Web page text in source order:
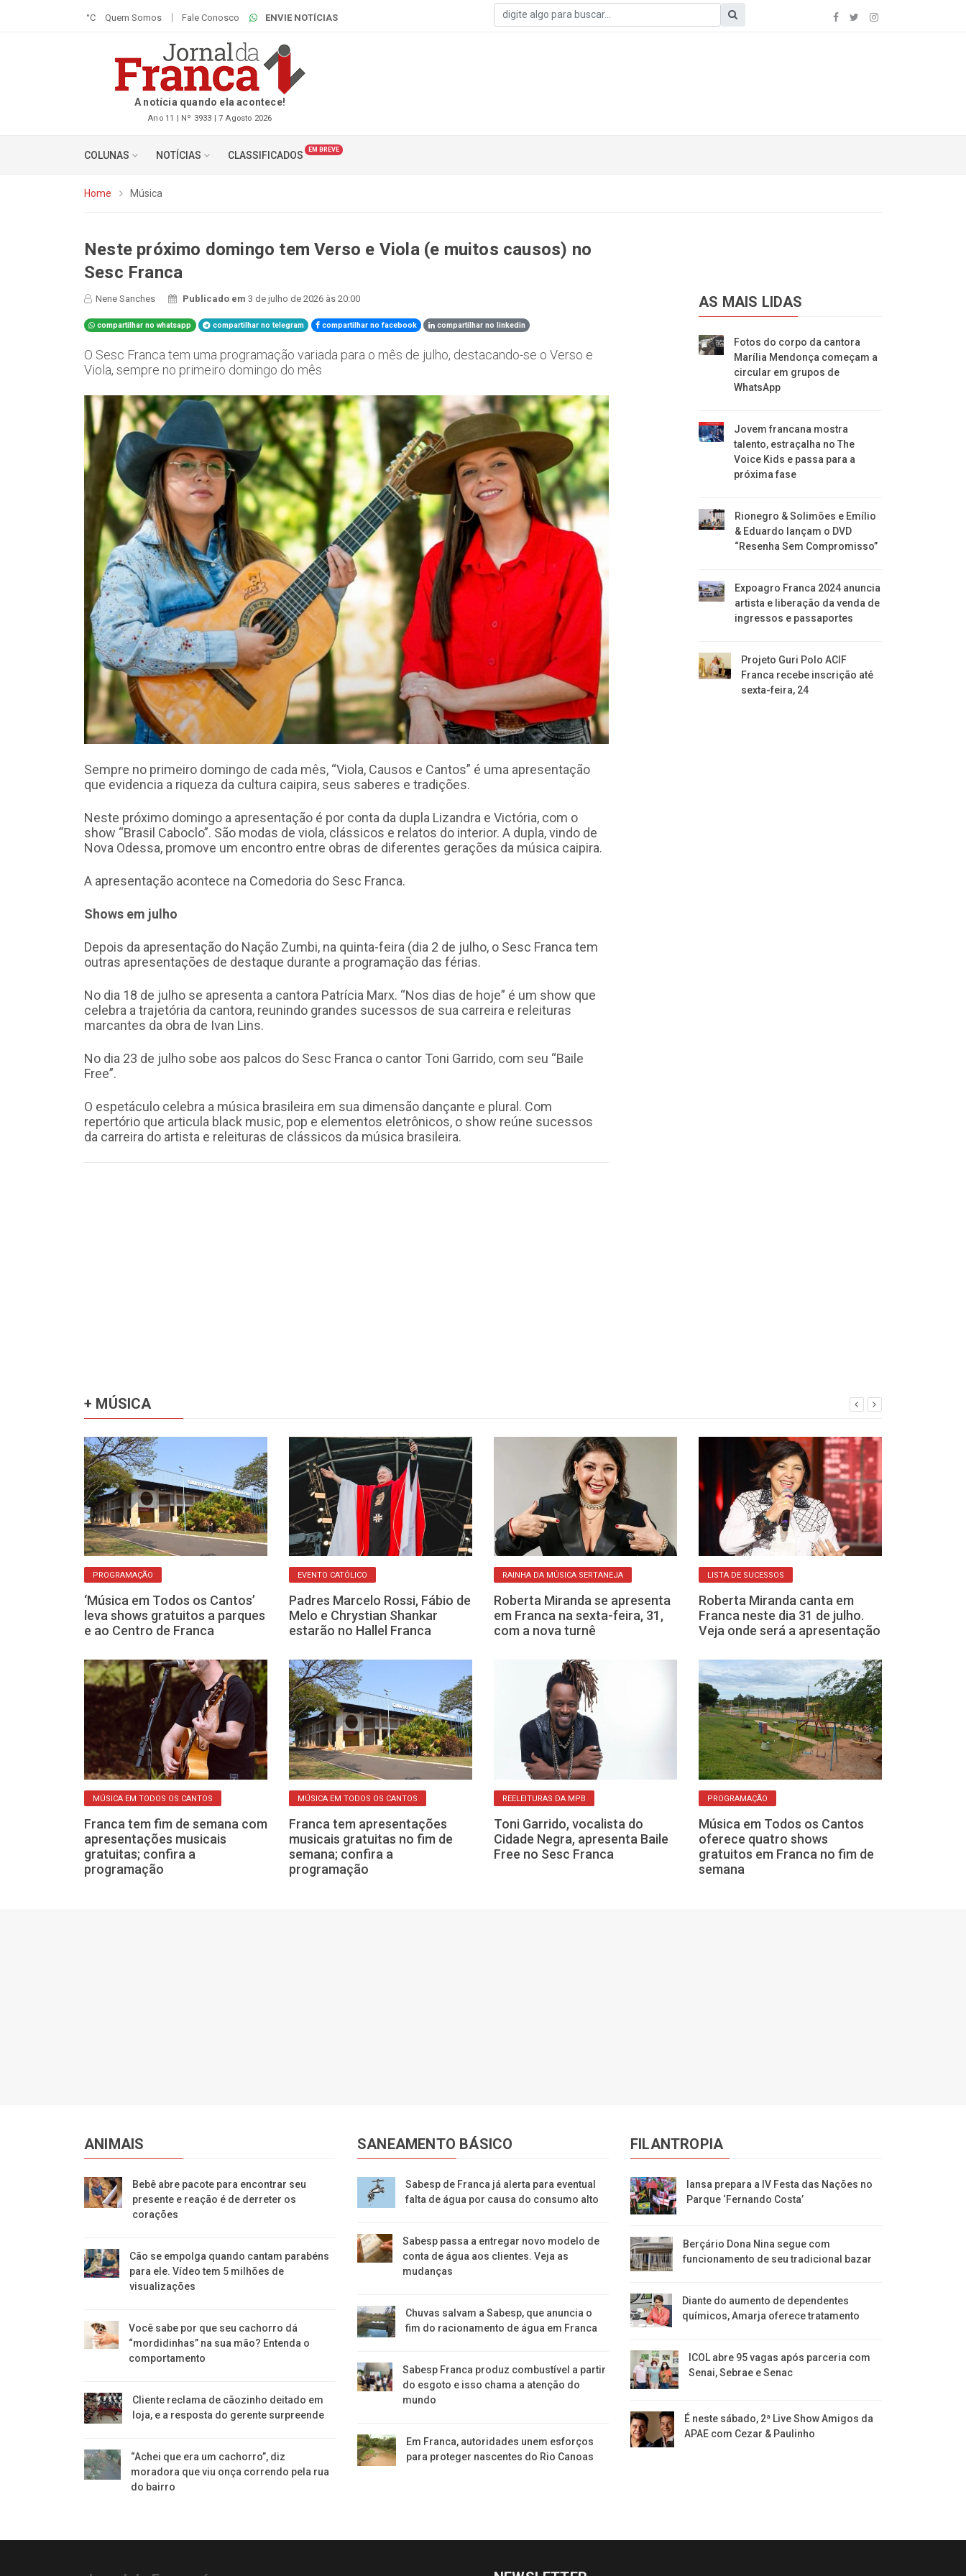
°C Quem Somos Fale Conosco ENVIE NOTÍCIAS
A notícia quando ela acontece!
Ano 11 | Nº 3933 | 7 Agosto 2026
COLUNAS NOTÍCIAS CLASSIFICADOS EM BREVE
Home Música
Neste próximo domingo tem Verso e Viola (e muitos causos) no
Sesc Franca
Nene Sanches Publicado em3 de julho de 2026 às 20:00
compartilhar no whatsapp compartilhar no telegram compartilhar no facebook compartilhar no linkedin
O Sesc Franca tem uma programação variada para o mês de julho, destacando-se o Verso e
Viola, sempre no primeiro domingo do mês
Sempre no primeiro domingo de cada mês, “Viola, Causos e Cantos” é uma apresentação
que evidencia a riqueza da cultura caipira, seus saberes e tradições.
Neste próximo domingo a apresentação é por conta da dupla Lizandra e Victória, com o
show “Brasil Caboclo”. São modas de viola, clássicos e relatos do interior. A dupla, vindo de
Nova Odessa, promove um encontro entre obras de diferentes gerações da música caipira.
A apresentação acontece na Comedoria do Sesc Franca.
Shows em julho
Depois da apresentação do Nação Zumbi, na quinta-feira (dia 2 de julho, o Sesc Franca tem
outras apresentações de destaque durante a programação das férias.
No dia 18 de julho se apresenta a cantora Patrícia Marx. “Nos dias de hoje” é um show que
celebra a trajetória da cantora, reunindo grandes sucessos de sua carreira e releituras
marcantes da obra de Ivan Lins.
No dia 23 de julho sobe aos palcos do Sesc Franca o cantor Toni Garrido, com seu “Baile
Free”.
O espetáculo celebra a música brasileira em sua dimensão dançante e plural. Com
repertório que articula black music, pop e elementos eletrônicos, o show reúne sucessos
da carreira do artista e releituras de clássicos da música brasileira.
AS MAIS LIDAS
Fotos do corpo da cantora
Marília Mendonça começam a
circular em grupos de
WhatsApp
Jovem francana mostra
talento, estraçalha no The
Voice Kids e passa para a
próxima fase
Rionegro & Solimões e Emílio
& Eduardo lançam o DVD
“Resenha Sem Compromisso”
Expoagro Franca 2024 anuncia
artista e liberação da venda de
ingressos e passaportes
Projeto Guri Polo ACIF
Franca recebe inscrição até
sexta-feira, 24
+ MÚSICA
PROGRAMAÇÃO
‘Música em Todos os Cantos’
leva shows gratuitos a parques
e ao Centro de Franca
EVENTO CATÓLICO
Padres Marcelo Rossi, Fábio de
Melo e Chrystian Shankar
estarão no Hallel Franca
RAINHA DA MÚSICA SERTANEJA
Roberta Miranda se apresenta
em Franca na sexta-feira, 31,
com a nova turnê
LISTA DE SUCESSOS
Roberta Miranda canta em
Franca neste dia 31 de julho.
Veja onde será a apresentação
MÚSICA EM TODOS OS CANTOS
Franca tem fim de semana com
apresentações musicais
gratuitas; confira a
programação
MÚSICA EM TODOS OS CANTOS
Franca tem apresentações
musicais gratuitas no fim de
semana; confira a
programação
REELEITURAS DA MPB
Toni Garrido, vocalista do
Cidade Negra, apresenta Baile
Free no Sesc Franca
PROGRAMAÇÃO
Música em Todos os Cantos
oferece quatro shows
gratuitos em Franca no fim de
semana
ANIMAIS
Bebê abre pacote para encontrar seu
presente e reação é de derreter os
corações
Cão se empolga quando cantam parabéns
para ele. Vídeo tem 5 milhões de
visualizações
Você sabe por que seu cachorro dá
“mordidinhas” na sua mão? Entenda o
comportamento
Cliente reclama de cãozinho deitado em
loja, e a resposta do gerente surpreende
“Achei que era um cachorro”, diz
moradora que viu onça correndo pela rua
do bairro
SANEAMENTO BÁSICO
Sabesp de Franca já alerta para eventual
falta de água por causa do consumo alto
Sabesp passa a entregar novo modelo de
conta de água aos clientes. Veja as
mudanças
Chuvas salvam a Sabesp, que anuncia o
fim do racionamento de água em Franca
Sabesp Franca produz combustível a partir
do esgoto e isso chama a atenção do
mundo
Em Franca, autoridades unem esforços
para proteger nascentes do Rio Canoas
FILANTROPIA
Iansa prepara a IV Festa das Nações no
Parque ‘Fernando Costa’
Berçário Dona Nina segue com
funcionamento de seu tradicional bazar
Diante do aumento de dependentes
químicos, Amarja oferece tratamento
ICOL abre 95 vagas após parceria com
Senai, Sebrae e Senac
É neste sábado, 2ª Live Show Amigos da
APAE com Cezar & Paulinho